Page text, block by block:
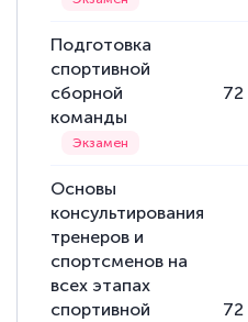
Подготовка
спортивной
сборной
команды
72
Основы
консультирования
тренеров и
спортсменов на
всех этапах
спортивной
72